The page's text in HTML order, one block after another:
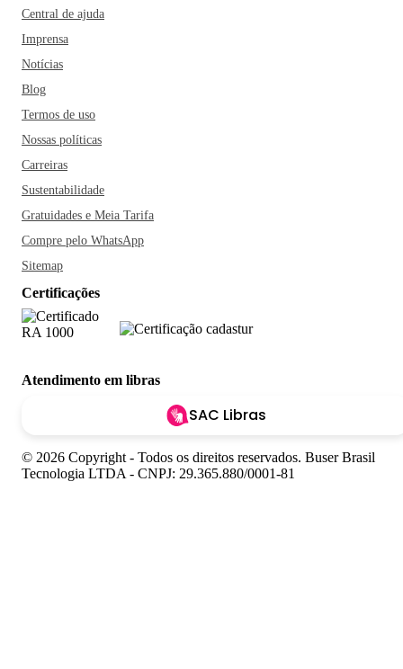
Central de ajuda
Imprensa
Notícias
Blog
Termos de uso
Nossas políticas
Carreiras
Sustentabilidade
Gratuidades e Meia Tarifa
Compre pelo WhatsApp
Sitemap
Certificações
Atendimento em libras
SAC Libras
© 2026 Copyright - Todos os direitos reservados. Buser Brasil
Tecnologia LTDA - CNPJ: 29.365.880/0001-81